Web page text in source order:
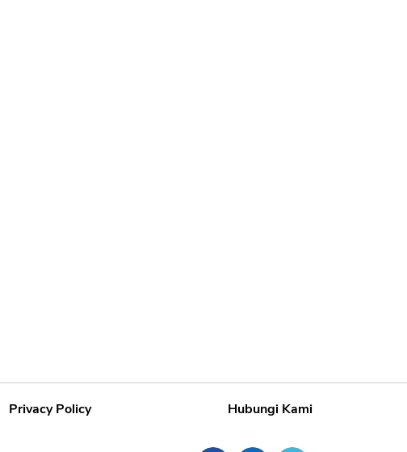
Privacy Policy Hubungi Kami